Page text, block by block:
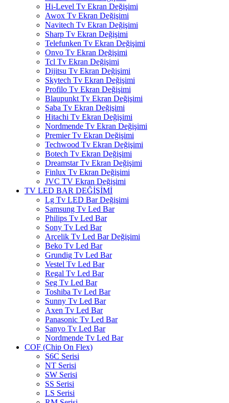
Hi-Level Tv Ekran Değişimi
Awox Tv Ekran Değişimi
Navitech Tv Ekran Değişimi
Sharp Tv Ekran Değişimi
Telefunken Tv Ekran Değişimi
Onvo Tv Ekran Değişimi
Tcl Tv Ekran Değişimi
Dijitsu Tv Ekran Değişimi
Skytech Tv Ekran Değişimi
Profilo Tv Ekran Değişimi
Blaupunkt Tv Ekran Değişimi
Saba Tv Ekran Değişimi
Hitachi Tv Ekran Değişimi
Nordmende Tv Ekran Değişimi
Premier Tv Ekran Değişimi
Techwood Tv Ekran Değişimi
Botech Tv Ekran Değişimi
Dreamstar Tv Ekran Değişimi
Finlux Tv Ekran Değişimi
JVC TV Ekran Değişimi
TV LED BAR DEĞİŞİMİ
Lg Tv LED Bar Değişimi
Samsung Tv Led Bar
Philips Tv Led Bar
Sony Tv Led Bar
Arçelik Tv Led Bar Değişimi
Beko Tv Led Bar
Grundig Tv Led Bar
Vestel Tv Led Bar
Regal Tv Led Bar
Seg Tv Led Bar
Toshiba Tv Led Bar
Sunny Tv Led Bar
Axen Tv Led Bar
Panasonic Tv Led Bar
Sanyo Tv Led Bar
Nordmende Tv Led Bar
COF (Chip On Flex)
S6C Serisi
NT Serisi
SW Serisi
SS Serisi
LS Serisi